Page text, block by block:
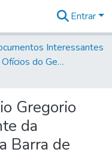
Entrar
Interessantes
Volume 84 - Ofícios do General Martins Lopes de Saldanha (Governador da Capitania): 1782- 1786
Gregorio
da
Barra de